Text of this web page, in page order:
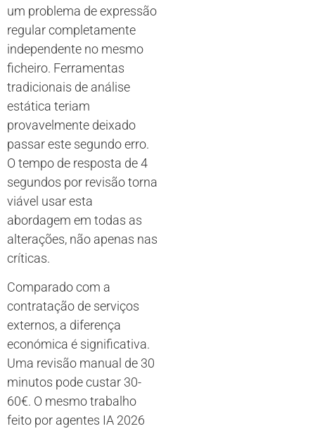
um problema de expressão
regular completamente
independente no mesmo
ficheiro. Ferramentas
tradicionais de análise
estática teriam
provavelmente deixado
passar este segundo erro.
O tempo de resposta de 4
segundos por revisão torna
viável usar esta
abordagem em todas as
alterações, não apenas nas
críticas.
Comparado com a
contratação de serviços
externos, a diferença
económica é significativa.
Uma revisão manual de 30
minutos pode custar 30-
60€. O mesmo trabalho
feito por agentes IA 2026